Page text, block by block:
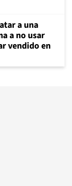
a una
a no usar
vendido en